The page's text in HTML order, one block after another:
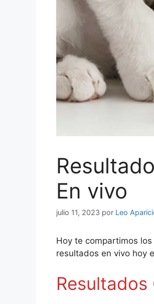
En vivo
julio 11, 2023 por Leo
Hoy te compartimos
resultados en vivo hoy